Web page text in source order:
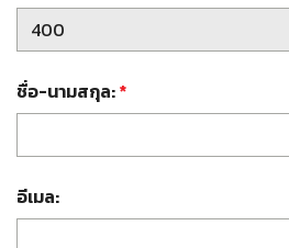
ชื่อ-นามสกุล:*
อีเมล: